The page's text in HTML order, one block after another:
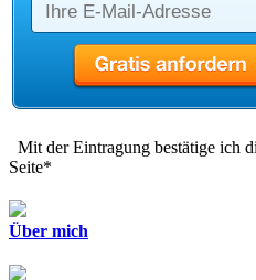
Mit der Eintragung bestätige ich
Seite*
Über mich